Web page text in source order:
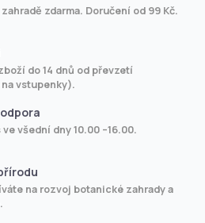
zdarma. Doručení od 99 Kč.
do 14 dnů od převzetí
vstupenky).
všední dny 10.00 –16.00.
na rozvoj botanické zahrady a